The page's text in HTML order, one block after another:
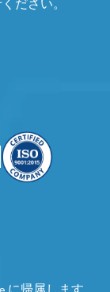
ださい。